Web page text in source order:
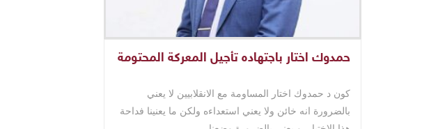
حمدوك اختار باجتهاده تأجيل المعركة المحتومة
كون د حمدوك اختار المساومة مع الانقلابيين لا يعني
بالضرورة انه خائن ولا يعني استعداءه ولكن ما يعنينا فداحة